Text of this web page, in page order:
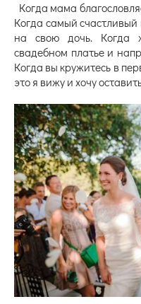
Когда мама
Когда самый счастливый
на свою дочь. Когда
свадебном платье и
Когда вы кружитесь в
это я вижу и хочу